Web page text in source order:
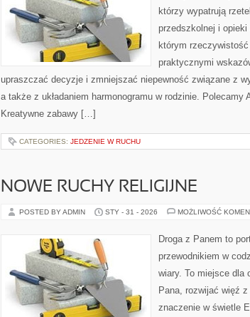
którzy wypatrują
przedszkolnej i opieki
którym
praktycznymi
upraszczać decyzje i zmniejszać niepewność związane z
a także z układaniem harmonogramu w rodzinie. Polecamy
Kreatywne zabawy […]
CATEGORIES: JEDZENIE W RUCHU
NOWE RUCHY RELIGIJNE
POSTED BY ADMIN STY - 31 - 2026 MOŻLIWOŚĆ
Droga z Panem to
przewodnikiem w
wiary. To miejsce dla
Pana, rozwijać więź
znaczenie w świetle